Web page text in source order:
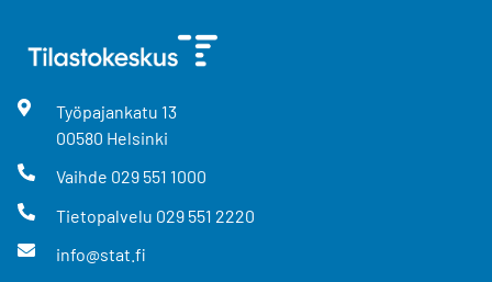
Työpajankatu 13
00580 Helsinki
Vaihde 029 551 1000
Tietopalvelu 029 551 2220
info@stat.fi